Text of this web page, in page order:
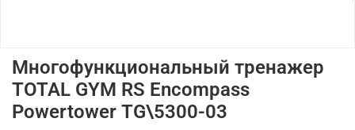
Многофункциональный тренажер
TOTAL GYM RS Encompass
Powertower TG\5300-03